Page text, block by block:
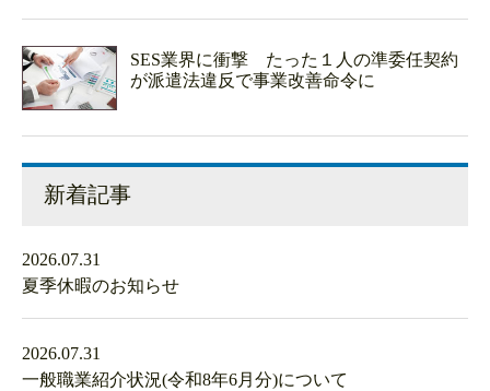
SES業界に衝撃 たった１人の準委任契約
が派遣法違反で事業改善命令に
新着記事
2026.07.31
夏季休暇のお知らせ
2026.07.31
一般職業紹介状況(令和8年6月分)について